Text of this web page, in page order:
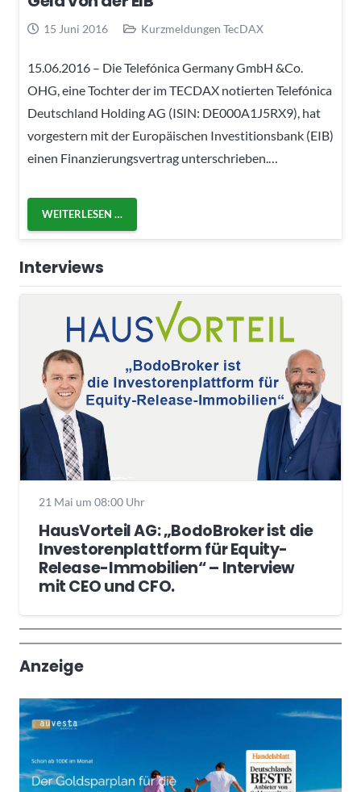
15 Juni 2016 Kurzmeldungen TecDAX
15.06.2016 – Die Telefónica Germany GmbH &Co.
OHG, eine Tochter der im TECDAX notierten Telefónica
Deutschland Holding AG (ISIN: DE000A1J5RX9), hat
vorgestern mit der Europäischen Investitionsbank (EIB)
einen Finanzierungsvertrag unterschrieben.…
WEITERLESEN …
Interviews
21 Mai um 08:00 Uhr
HausVorteil AG: „BodoBroker ist die
Investorenplattform für Equity-
Release-Immobilien“ – Interview
mit CEO und CFO.
Wochenrückblick
Trendthemen
Anzeige